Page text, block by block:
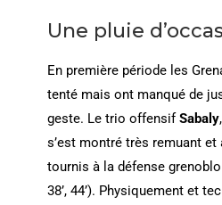
Une pluie
En première période les
tenté mais ont manqué de
geste. Le trio offensifSabaly,
s’est montré très remuant et
tournis à la défense
38’, 44’). Physiquement et